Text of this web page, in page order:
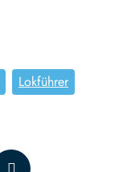
Lokführer